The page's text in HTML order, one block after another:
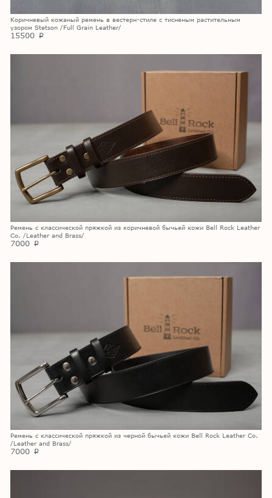
Коричневый кожаный ремень в вестерн-стиле с тисненым растительным
узором Stetson /Full Grain Leather/
15500 p
Ремень с классической пряжкой из коричневой бычьей кожи Bell Rock Leather
Co. /Leather and Brass/
7000 p
Ремень с классической пряжкой из черной бычьей кожи Bell Rock Leather Co.
/Leather and Brass/
7000 p